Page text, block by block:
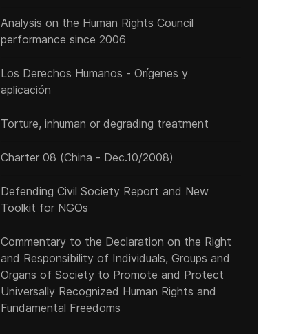
Analysis on the Human Rights Council
performance since 2006
Los Derechos Humanos - Orígenes y
aplicación
Torture, inhuman or degrading treatment
Charter 08 (China - Dec.10/2008)
Defending Civil Society Report and New
Toolkit for NGOs
Commentary to the Declaration on the Right
and Responsibility of Individuals, Groups and
Organs of Society to Promote and Protect
Universally Recognized Human Rights and
Fundamental Freedoms